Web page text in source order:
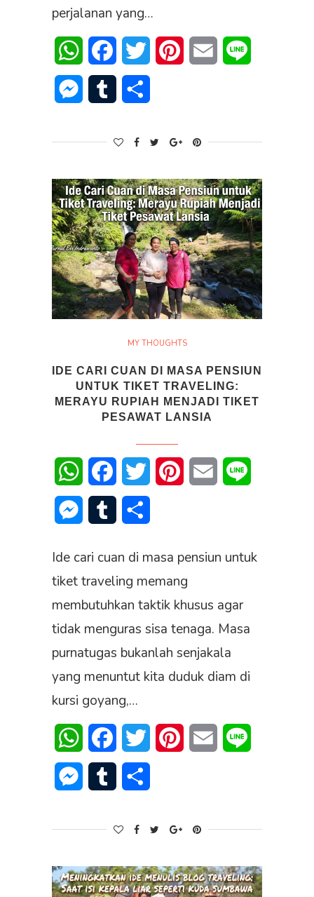
perjalanan yang…
WhatsAppFacebookTwitter PinterestEmail
Messenger
Tumblr
MY THOUGHTS
IDE CARI CUAN DI MASA PENSIUN
UNTUK TIKET TRAVELING:
MERAYU RUPIAH MENJADI TIKET
PESAWAT LANSIA
WhatsAppFacebookTwitter PinterestEmail
Messenger
Tumblr
Ide cari cuan di masa pensiun untuk
tiket traveling memang
membutuhkan taktik khusus agar
tidak menguras sisa tenaga. Masa
purnatugas bukanlah senjakala
yang menuntut kita duduk diam di
kursi goyang,…
WhatsAppFacebookTwitter PinterestEmail
Messenger
Tumblr